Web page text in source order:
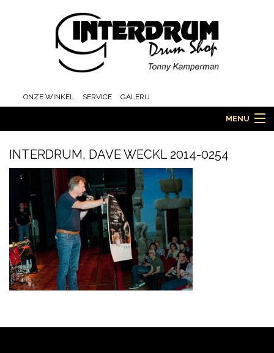
ONZE WINKEL SERVICE GALERIJ
MENU
HOME
DRUMS
ORCHESTRA EN MARCHING
INTERDRUM, DAVE WECKL 2014-0254